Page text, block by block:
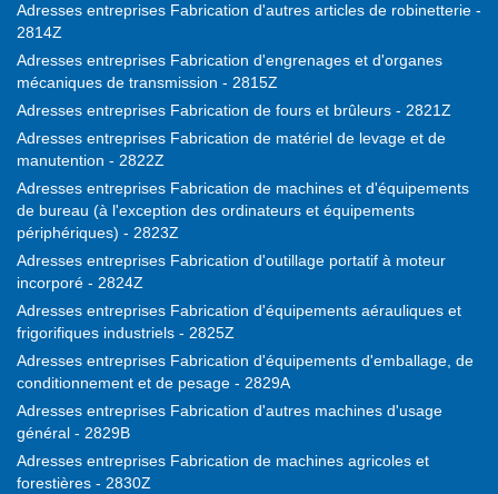
Adresses entreprises Fabrication d'autres articles de robinetterie -
2814Z
Adresses entreprises Fabrication d'engrenages et d'organes
mécaniques de transmission - 2815Z
Adresses entreprises Fabrication de fours et brûleurs - 2821Z
Adresses entreprises Fabrication de matériel de levage et de
manutention - 2822Z
Adresses entreprises Fabrication de machines et d'équipements
de bureau (à l'exception des ordinateurs et équipements
périphériques) - 2823Z
Adresses entreprises Fabrication d'outillage portatif à moteur
incorporé - 2824Z
Adresses entreprises Fabrication d'équipements aérauliques et
frigorifiques industriels - 2825Z
Adresses entreprises Fabrication d'équipements d'emballage, de
conditionnement et de pesage - 2829A
Adresses entreprises Fabrication d'autres machines d'usage
général - 2829B
Adresses entreprises Fabrication de machines agricoles et
forestières - 2830Z